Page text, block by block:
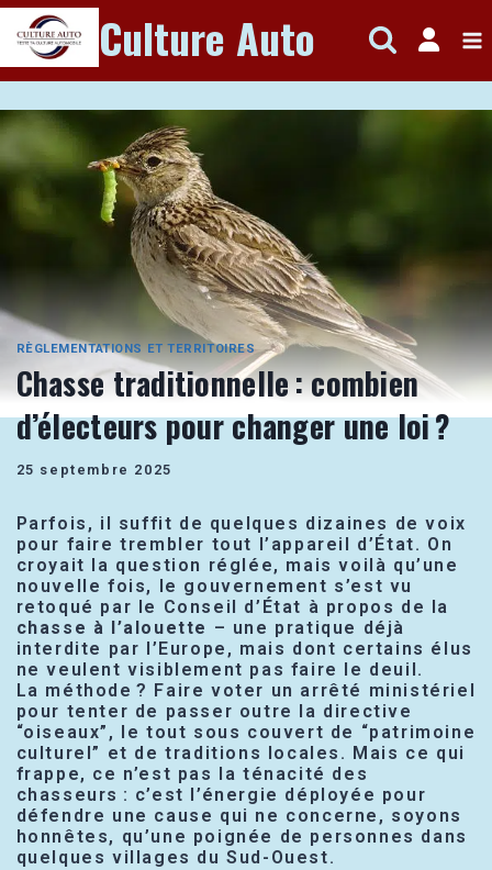
Aller
au
contenu
Culture Auto
RÈGLEMENTATIONS ET TERRITOIRES
Chasse traditionnelle : combien
d’électeurs pour changer une loi ?
25 septembre 2025
Parfois, il suffit de quelques dizaines de voix
pour faire trembler tout l’appareil d’État. On
croyait la question réglée, mais voilà qu’une
nouvelle fois, le gouvernement s’est vu
retoqué par le Conseil d’État à propos de la
chasse à l’alouette – une pratique déjà
interdite par l’Europe, mais dont certains élus
ne veulent visiblement pas faire le deuil.
La méthode ? Faire voter un arrêté ministériel
pour tenter de passer outre la directive
“oiseaux”, le tout sous couvert de “patrimoine
culturel” et de traditions locales. Mais ce qui
frappe, ce n’est pas la ténacité des
chasseurs : c’est l’énergie déployée pour
défendre une cause qui ne concerne, soyons
honnêtes, qu’une poignée de personnes dans
quelques villages du Sud-Ouest.